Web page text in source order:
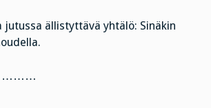
jutussa ällistyttävä yhtälö: Sinäkin